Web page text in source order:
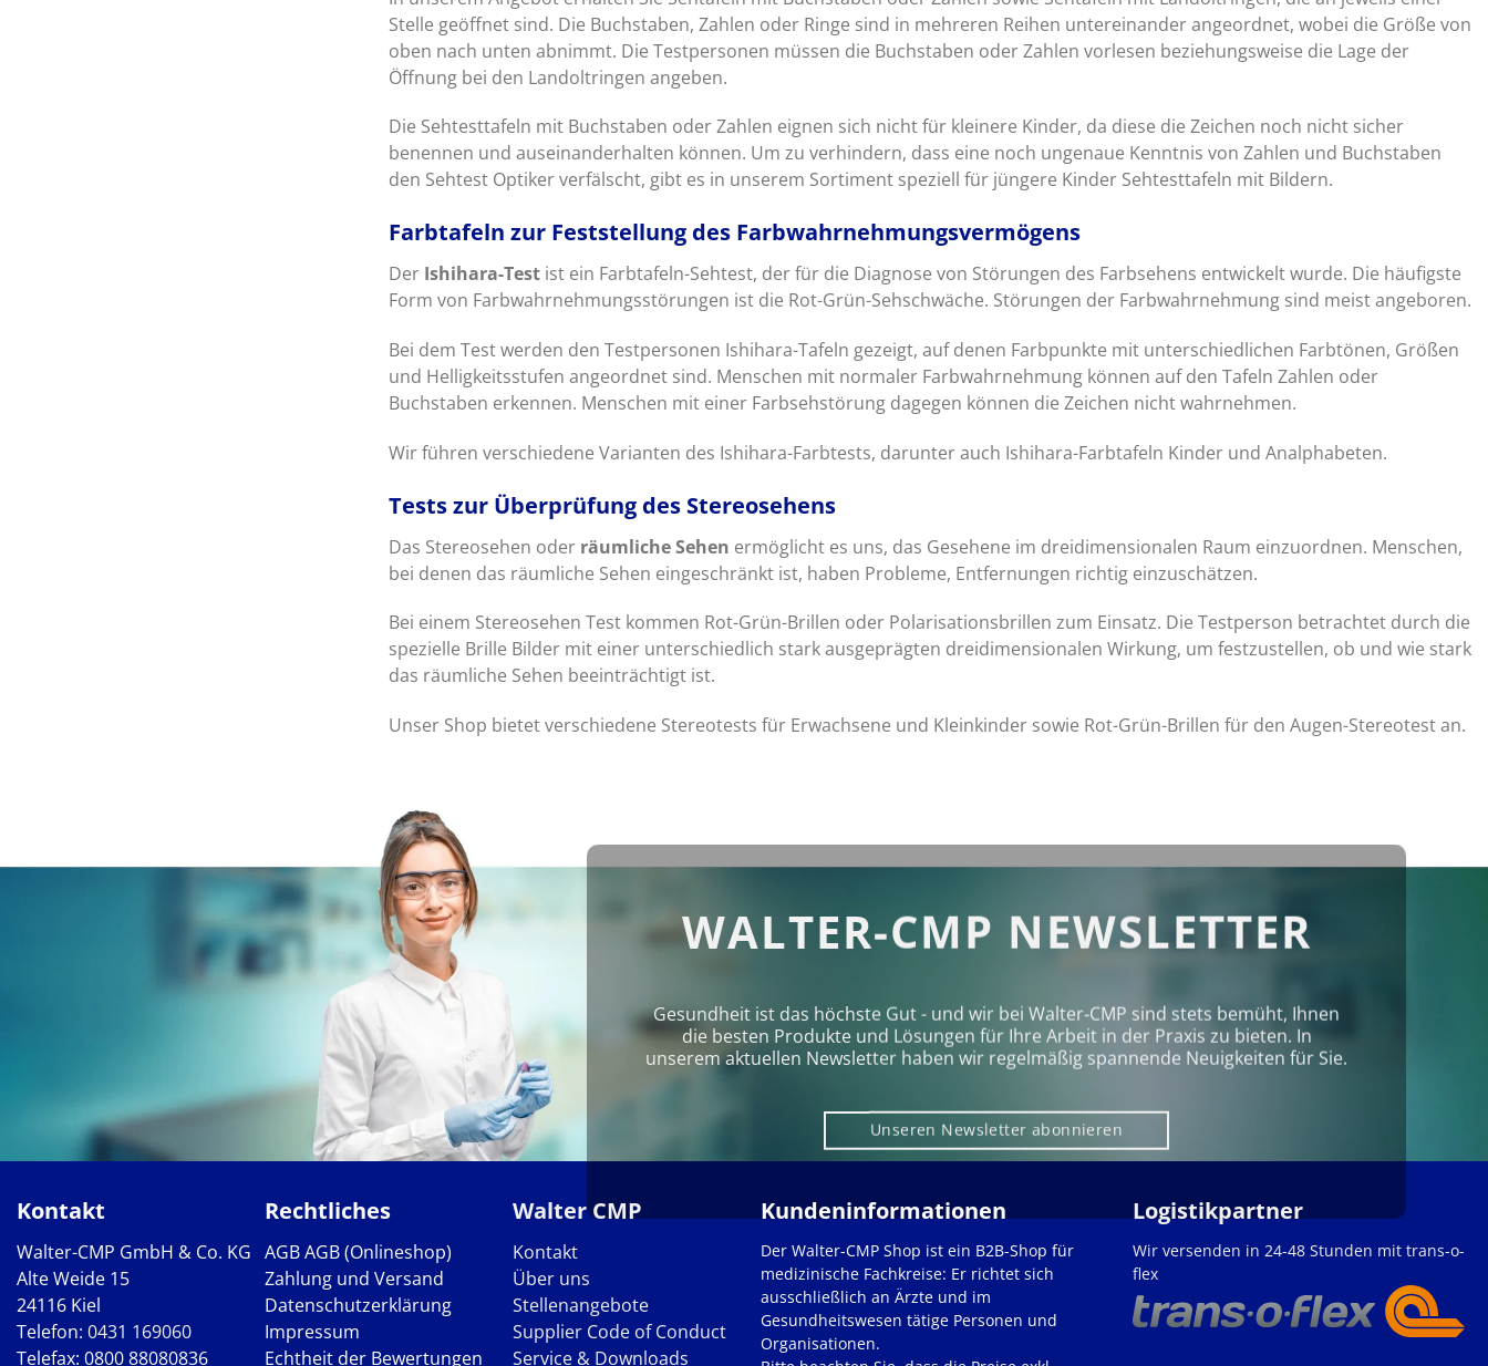
Stelle geöffnet sind. Die Buchstaben, Zahlen oder Ringe sind in mehreren Reihen untereinander angeordnet, wobei die Größe von
oben nach unten abnimmt. Die Testpersonen müssen die Buchstaben oder Zahlen vorlesen beziehungsweise die Lage der
Öffnung bei den Landoltringen angeben.
Die Sehtesttafeln mit Buchstaben oder Zahlen eignen sich nicht für kleinere Kinder, da diese die Zeichen noch nicht sicher
benennen und auseinanderhalten können. Um zu verhindern, dass eine noch ungenaue Kenntnis von Zahlen und Buchstaben
den Sehtest Optiker verfälscht, gibt es in unserem Sortiment speziell für jüngere Kinder Sehtesttafeln mit Bildern.
Farbtafeln zur Feststellung des Farbwahrnehmungsvermögens
Der Ishihara-Test ist ein Farbtafeln-Sehtest, der für die Diagnose von Störungen des Farbsehens entwickelt wurde. Die häufigste
Form von Farbwahrnehmungsstörungen ist die Rot-Grün-Sehschwäche. Störungen der Farbwahrnehmung sind meist angeboren.
Bei dem Test werden den Testpersonen Ishihara-Tafeln gezeigt, auf denen Farbpunkte mit unterschiedlichen Farbtönen, Größen
und Helligkeitsstufen angeordnet sind. Menschen mit normaler Farbwahrnehmung können auf den Tafeln Zahlen oder
Buchstaben erkennen. Menschen mit einer Farbsehstörung dagegen können die Zeichen nicht wahrnehmen.
Wir führen verschiedene Varianten des Ishihara-Farbtests, darunter auch Ishihara-Farbtafeln Kinder und Analphabeten.
Tests zur Überprüfung des Stereosehens
Das Stereosehen oder räumliche Sehen ermöglicht es uns, das Gesehene im dreidimensionalen Raum einzuordnen. Menschen,
bei denen das räumliche Sehen eingeschränkt ist, haben Probleme, Entfernungen richtig einzuschätzen.
Bei einem Stereosehen Test kommen Rot-Grün-Brillen oder Polarisationsbrillen zum Einsatz. Die Testperson betrachtet durch die
spezielle Brille Bilder mit einer unterschiedlich stark ausgeprägten dreidimensionalen Wirkung, um festzustellen, ob und wie stark
das räumliche Sehen beeinträchtigt ist.
Unser Shop bietet verschiedene Stereotests für Erwachsene und Kleinkinder sowie Rot-Grün-Brillen für den Augen-Stereotest an.
WALTER-CMP NEWSLETTER
Gesundheit ist das höchste Gut - und wir bei Walter‑CMP sind stets bemüht, Ihnen
die besten Produkte und Lösungen für Ihre Arbeit in der Praxis zu bieten. In
unserem aktuellen Newsletter haben wir regelmäßig spannende Neuigkeiten für Sie.
Unseren Newsletter abonnieren
Kontakt
Walter-CMP GmbH & Co. KG
Alte Weide 15
24116 Kiel
Telefon: 0431 169060
Telefax: 0800 88080836
Rechtliches
AGBAGB (Onlineshop)
Zahlung und Versand
Datenschutzerklärung
Impressum
Echtheit der Bewertungen
Walter CMP
Kontakt
Über uns
Stellenangebote
Supplier Code of Conduct
Service & Downloads
Kundeninformationen
Der Walter-CMP Shop ist ein B2B-Shop für
medizinische Fachkreise: Er richtet sich
ausschließlich an Ärzte und im
Gesundheitswesen tätige Personen und
Organisationen.
Logistikpartner
Wir versenden in 24-48 Stunden mit trans-o-
flex